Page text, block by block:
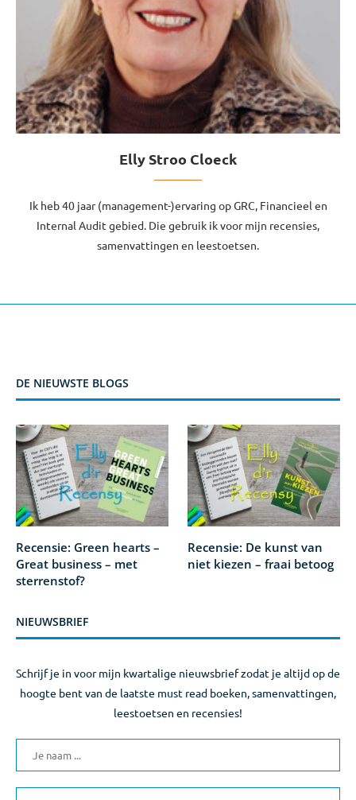
Elly Stroo Cloeck
Ik heb 40 jaar (management-)ervaring op GRC, Financieel en
Internal Audit gebied. Die gebruik ik voor mijn recensies,
samenvattingen en leestoetsen.
DE NIEUWSTE BLOGS
Recensie: Green hearts –
Great business – met
sterrenstof?
Recensie: De kunst van
niet kiezen – fraai betoog
NIEUWSBRIEF
Schrijf je in voor mijn kwartalige nieuwsbrief zodat je altijd op de
hoogte bent van de laatste must read boeken, samenvattingen,
leestoetsen en recensies!